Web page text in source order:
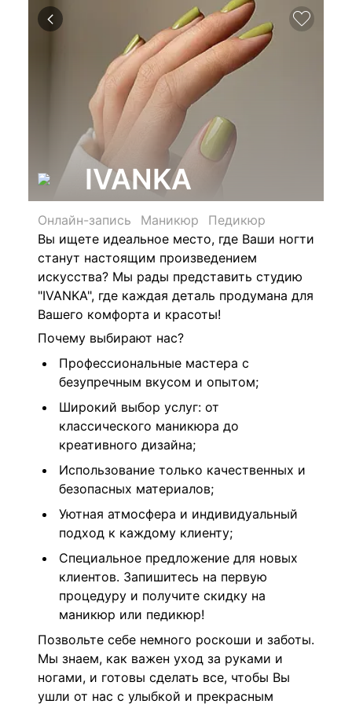
IVANKA
Онлайн-запись Маникюр
Педикюр
Вы ищете идеальное место, где Ваши ногти
станут настоящим произведением
искусства? Мы рады представить студию
"IVANKA", где каждая деталь продумана для
Вашего комфорта и красоты!
Почему выбирают нас?
Профессиональные мастера с
безупречным вкусом и опытом;
Широкий выбор услуг: от
классического маникюра до
креативного дизайна;
Использование только качественных и
безопасных материалов;
Уютная атмосфера и индивидуальный
подход к каждому клиенту;
Специальное предложение для новых
клиентов. Запишитесь на первую
процедуру и получите скидку на
маникюр или педикюр!
Позвольте себе немного роскоши и заботы.
Мы знаем, как важен уход за руками и
ногами, и готовы сделать все, чтобы Вы
ушли от нас с улыбкой и прекрасным